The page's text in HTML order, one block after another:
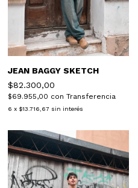
JEAN BAGGY SKETCH
$82.300,00
$69.955,00 con Transferencia
6 x $13.716,67 sin interés